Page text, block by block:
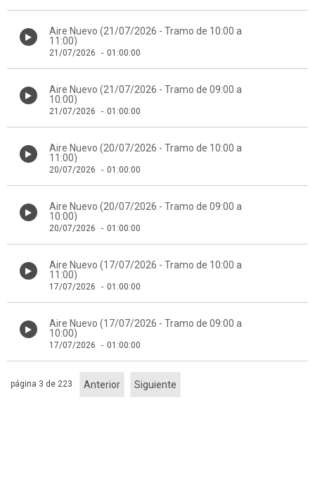
Aire Nuevo (21/07/2026 - Tramo de 10:00 a
11:00)
21/07/2026 - 01:00:00
Aire Nuevo (21/07/2026 - Tramo de 09:00 a
10:00)
21/07/2026 - 01:00:00
Aire Nuevo (20/07/2026 - Tramo de 10:00 a
11:00)
20/07/2026 - 01:00:00
Aire Nuevo (20/07/2026 - Tramo de 09:00 a
10:00)
20/07/2026 - 01:00:00
Aire Nuevo (17/07/2026 - Tramo de 10:00 a
11:00)
17/07/2026 - 01:00:00
Aire Nuevo (17/07/2026 - Tramo de 09:00 a
10:00)
17/07/2026 - 01:00:00
Anterior Siguiente
página 3 de 223